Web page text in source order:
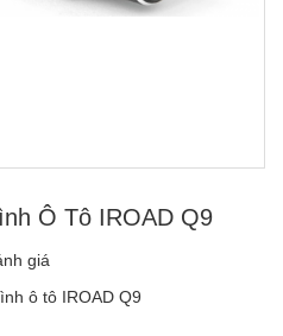
Ô Tô IROAD Q9
giá
ô tô IROAD Q9